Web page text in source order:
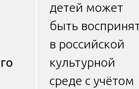
детей может
быть
в российской
культурной
среде с учётом